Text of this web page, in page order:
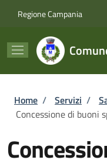
Regione Campania
Briciole di
Home / Servizi /
Concessione di buoni